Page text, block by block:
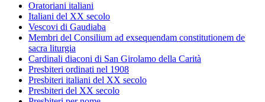
Oratoriani italiani
Italiani del XX secolo
Vescovi di Gaudiaba
Membri del Consilium ad exsequendam constitutionem de
sacra liturgia
Cardinali diaconi di San Girolamo della Carità
Presbiteri ordinati nel 1908
Presbiteri italiani del XX secolo
Presbiteri del XX secolo